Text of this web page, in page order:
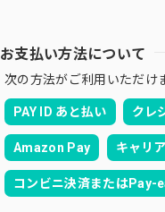
お支払い方法について
次の方法がご利用いただけ
PAY ID あと払い クレ
Amazon Pay キャリ
コンビニ決済またはPay-